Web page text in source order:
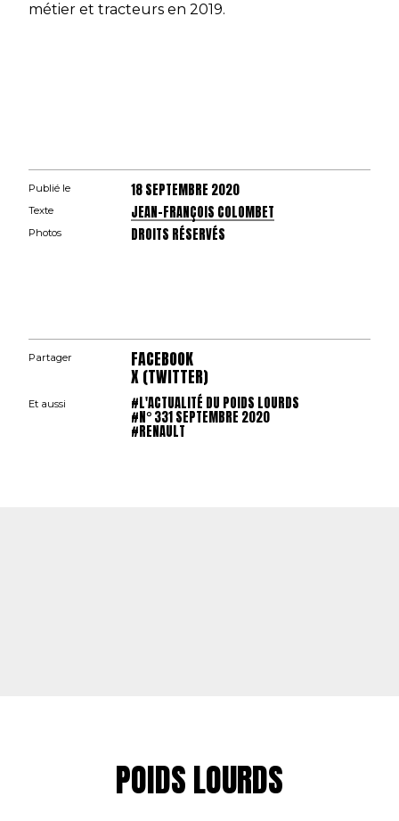
métier et tracteurs en 2019.
Publié le 18 SEPTEMBRE 2020
Texte JEAN-FRANÇOIS COLOMBET
Photos DROITS RÉSERVÉS
Partager FACEBOOK
X (TWITTER)
Et aussi #L'ACTUALITÉ DU POIDS LOURDS
#N° 331 SEPTEMBRE 2020
#RENAULT
POIDS LOURDS